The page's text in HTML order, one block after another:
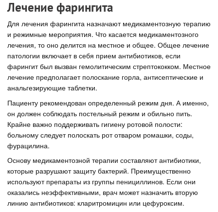
Лечение фарингита
Для лечения фарингита назначают медикаментозную терапию
и режимные мероприятия. Что касается медикаментозного
лечения, то оно делится на местное и общее. Общее лечение
патологии включает в себя прием антибиотиков, если
фарингит был вызван гемолитическим стрептококком. Местное
лечение предполагает полоскание горла, антисептические и
анальгезирующие таблетки.
Пациенту рекомендован определенный режим дня. А именно,
он должен соблюдать постельный режим и обильно пить.
Крайне важно поддерживать гигиену ротовой полости:
больному следует полоскать рот отваром ромашки, соды,
фурацилина.
Основу медикаментозной терапии составляют антибиотики,
которые разрушают защиту бактерий. Преимущественно
используют препараты из группы пенициллинов. Если они
оказались неэффективными, врач может назначить вторую
линию антибиотиков: кларитромицин или цефуроксим.